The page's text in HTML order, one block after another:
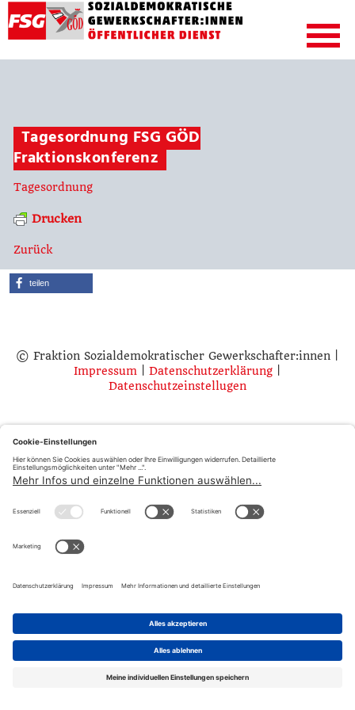
Tagesordnung FSG GÖD
Fraktionskonferenz
Tagesordnung
Drucken
Zurück
teilen
© Fraktion Sozialdemokratischer Gewerkschafter:innen |
Impressum |Datenschutzerklärung
Datenschutzeinstellugen